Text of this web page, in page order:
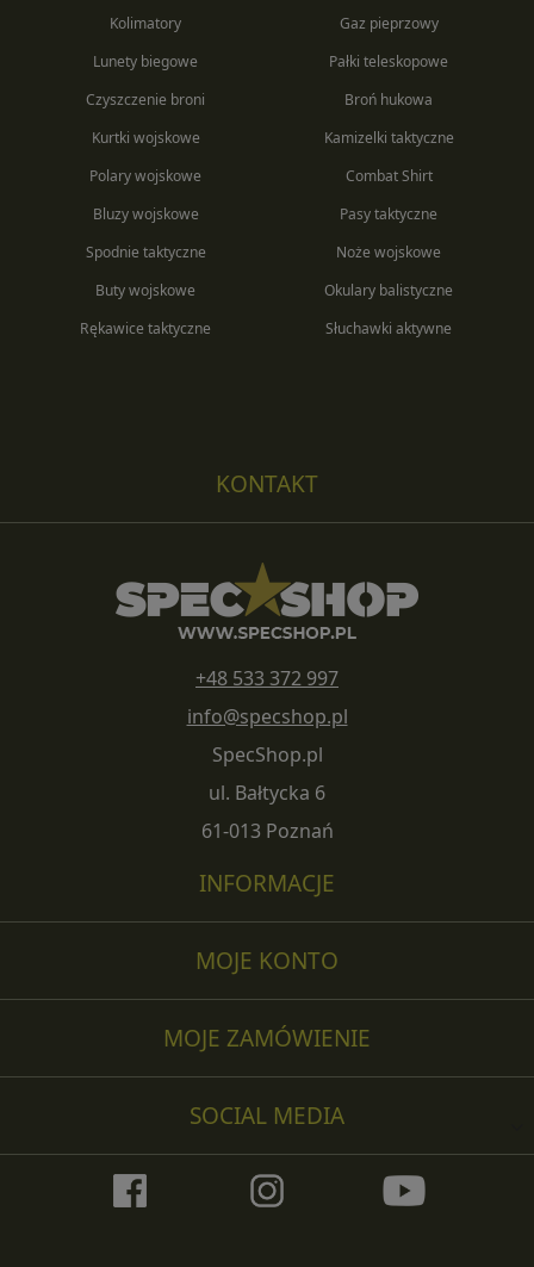
Kolimatory
Lunety biegowe
Czyszczenie broni
Gaz pieprzowy
Pałki teleskopowe
Broń hukowa
Kurtki wojskowe
Polary wojskowe
Bluzy wojskowe
Kamizelki taktyczne
Combat Shirt
Pasy taktyczne
Spodnie taktyczne
Buty wojskowe
Rękawice taktyczne
Noże wojskowe
Okulary balistyczne
Słuchawki aktywne
MOJE ZAMÓWIENIE
MOJE KONTO
KONTAKT
+48 533 372 997
info@specshop.pl
SpecShop.pl
ul. Bałtycka 6
61-013 Poznań
INFORMACJE
SOCIAL MEDIA